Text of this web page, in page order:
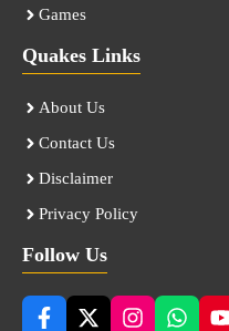
Games
Quakes Links
About Us
Contact Us
Disclaimer
Privacy Policy
Follow Us